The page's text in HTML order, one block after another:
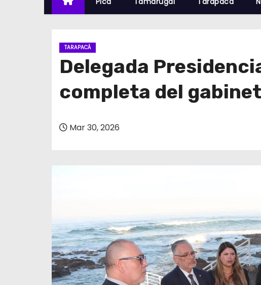
TARAPACÁ
Delegada
completa del
Mar 30, 2026